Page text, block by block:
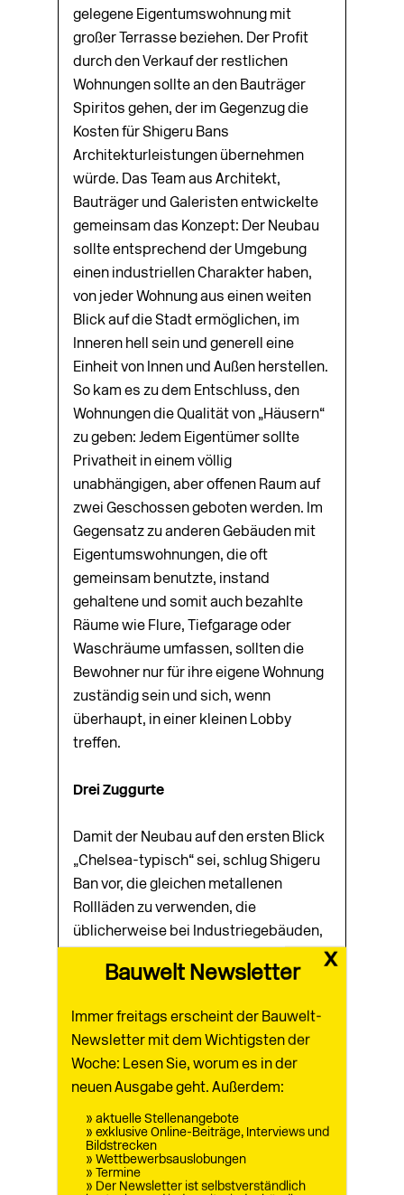
gelegene Eigentumswohnung mit
großer Terrasse beziehen. Der Profit
durch den Verkauf der restlichen
Wohnungen sollte an den Bauträger
Spiritos gehen, der im Gegenzug die
Kosten für Shigeru Bans
Architekturleistungen übernehmen
würde. Das Team aus Architekt,
Bauträger und Galeristen entwickelte
gemeinsam das Konzept: Der Neubau
sollte entsprechend der Umgebung
einen industriellen Charakter haben,
von jeder Wohnung aus einen weiten
Blick auf die Stadt ermöglichen, im
Inneren hell sein und generell eine
Einheit von Innen und Außen herstellen.
So kam es zu dem Entschluss, den
Wohnungen die Qualität von „Häusern“
zu geben: Jedem Eigentümer sollte
Privatheit in einem völlig
unabhängigen, aber offenen Raum auf
zwei Geschossen geboten werden. Im
Gegensatz zu anderen Gebäuden mit
Eigentumswohnungen, die oft
gemeinsam benutzte, instand
gehaltene und somit auch bezahlte
Räume wie Flure, Tiefgarage oder
Waschräume umfassen, sollten die
Bewohner nur für ihre eigene Wohnung
zu­ständig sein und sich, wenn
überhaupt, in einer kleinen Lobby
treffen.
Drei Zuggurte
Damit der Neubau auf den ersten Blick
„Chelsea-typisch“ sei, schlug Shigeru
Ban vor, die gleichen metallenen
Rollläden zu verwenden, die
üblicherweise bei Industriegebäuden,
zum Schutz gegen Vandalismus vor
es sich in diesem Fall um die
Straßenfassade eines Wohngebäudes
handelte, musste diese, um den
Baubestimmungen zu entsprechen, bis
zu 50 Prozent offen sein. Um dieser
Vorschrift Rechnung zu tragen, ließ der
Architekt spezielle Rollläden aus
Lochblech anfertigen, die auch dann,
x
Bauwelt Newsletter
Immer freitags erscheint der Bauwelt-
Newsletter mit dem Wichtigsten der
Woche: Lesen Sie, worum es in der
neuen Ausgabe geht. Außerdem:
» aktuelle Stellenangebote
» exklusive Online-Beiträge, Interviews und
Bildstrecken
» Wettbewerbsauslobungen
» Termine
» Der Newsletter ist selbstverständlich